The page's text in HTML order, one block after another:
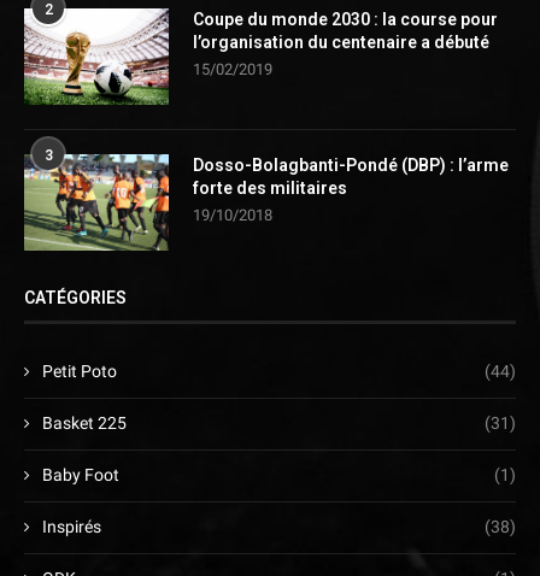
2
Coupe du monde 2030 : la course pour
l’organisation du centenaire a débuté
15/02/2019
3
Dosso-Bolagbanti-Pondé (DBP) : l’arme
forte des militaires
19/10/2018
CATÉGORIES
Petit Poto (44)
Basket 225 (31)
Baby Foot (1)
Inspirés (38)